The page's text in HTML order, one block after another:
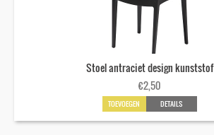
Stoel antraciet design kunststof
€2,50
TOEVOEGEN DETAILS